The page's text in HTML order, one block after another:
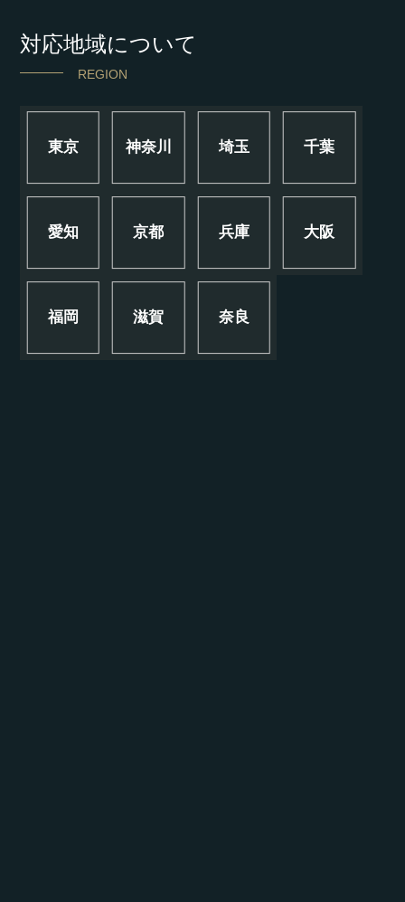
対応地域について
REGION
東京 神奈川 埼玉 千葉
愛知 京都 兵庫 大阪
福岡 滋賀 奈良